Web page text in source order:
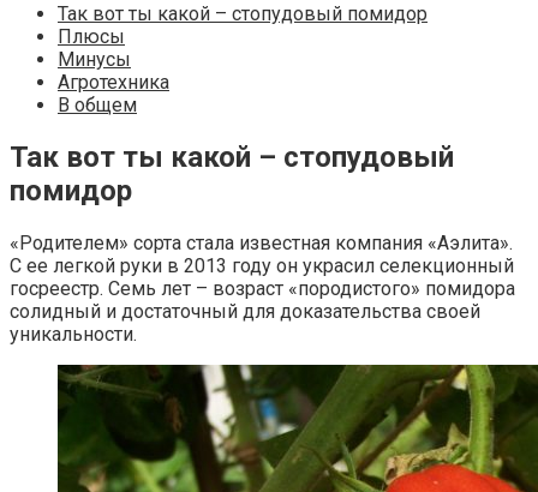
Так вот ты какой – стопудовый помидор
Плюсы
Минусы
Агротехника
В общем
Так вот ты какой – стопудовый
помидор
«Родителем» сорта стала известная компания «Аэлита».
С ее легкой руки в 2013 году он украсил селекционный
госреестр. Семь лет – возраст «породистого» помидора
солидный и достаточный для доказательства своей
уникальности.